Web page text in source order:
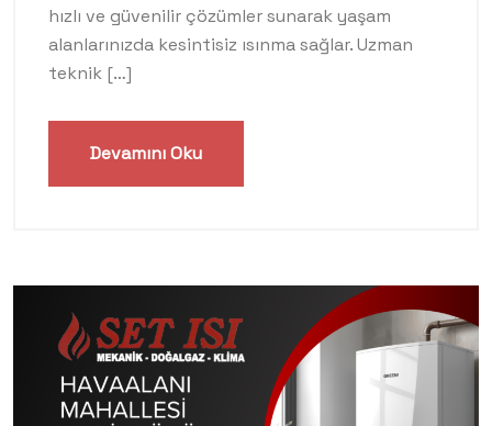
hızlı ve güvenilir çözümler sunarak yaşam
alanlarınızda kesintisiz ısınma sağlar. Uzman
teknik […]
Devamını Oku